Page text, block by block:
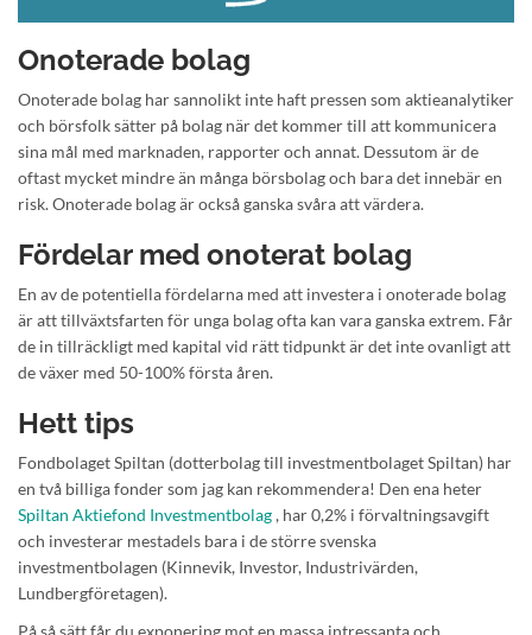
Onoterade bolag
Onoterade bolag har sannolikt inte haft pressen som aktieanalytiker
och börsfolk sätter på bolag när det kommer till att kommunicera
sina mål med marknaden, rapporter och annat. Dessutom är de
oftast mycket mindre än många börsbolag och bara det innebär en
risk. Onoterade bolag är också ganska svåra att värdera.
Fördelar med onoterat bolag
En av de potentiella fördelarna med att investera i onoterade bolag
är att tillväxtsfarten för unga bolag ofta kan vara ganska extrem. Får
de in tillräckligt med kapital vid rätt tidpunkt är det inte ovanligt att
de växer med 50-100% första åren.
Hett tips
Fondbolaget Spiltan (dotterbolag till investmentbolaget Spiltan) har
en två billiga fonder som jag kan rekommendera! Den ena heter
Spiltan Aktiefond Investmentbolag, har 0,2% i förvaltningsavgift
och investerar mestadels bara i de större svenska
investmentbolagen (Kinnevik, Investor, Industrivärden,
Lundbergföretagen).
På så sätt får du exponering mot en massa intressanta och